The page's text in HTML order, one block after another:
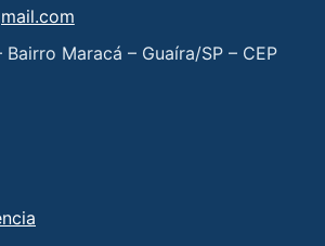
Bairro Maracá – Guaíra/SP – CEP